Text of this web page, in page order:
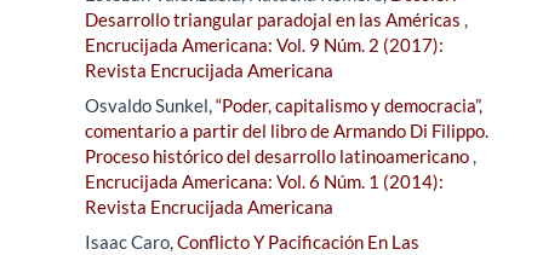
Desarrollo triangular paradojal en las Américas ,
Encrucijada Americana: Vol. 9 Núm. 2 (2017):
Revista Encrucijada Americana
Osvaldo Sunkel,“Poder, capitalismo y democracia”,
comentario a partir del libro de Armando Di Filippo.
Proceso histórico del desarrollo latinoamericano,
Encrucijada Americana: Vol. 6 Núm. 1 (2014):
Revista Encrucijada Americana
Isaac Caro,Conflicto Y Pacificación En Las